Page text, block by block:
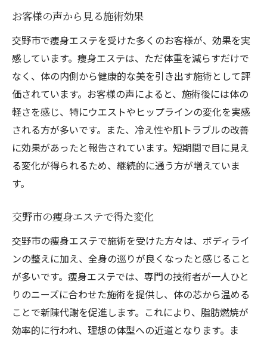
お客様の声から見る施術効果
交野市で痩身エステを受けた多くのお客様が、効果を実
感しています。痩身エステは、ただ体重を減らすだけで
なく、体の内側から健康的な美を引き出す施術として評
価されています。お客様の声によると、施術後には体の
軽さを感じ、特にウエストやヒップラインの変化を実感
される方が多いです。また、冷え性や肌トラブルの改善
に効果があったと報告されています。短期間で目に見え
る変化が得られるため、継続的に通う方が増えていま
す。
交野市の痩身エステで得た変化
交野市の痩身エステで施術を受けた方々は、ボディライ
ンの整えに加え、全身の巡りが良くなったと感じること
が多いです。痩身エステでは、専門の技術者が一人ひと
りのニーズに合わせた施術を提供し、体の芯から温める
ことで新陳代謝を促進します。これにより、脂肪燃焼が
効率的に行われ、理想の体型への近道となります。ま